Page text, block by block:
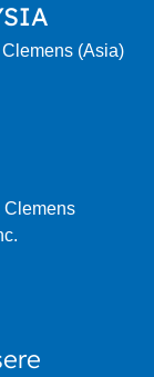
(Asia)
Clemens